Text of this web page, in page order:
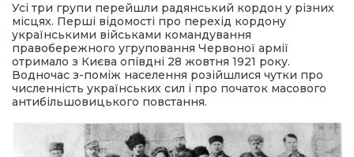
Усі три групи перейшли радянський кордон у різних
місцях. Перші відомості про перехід кордону
українськими військами командування
правобережного угруповання Червоної армії
отримало з Києва опівдні 28 жовтня 1921 року.
Водночас з-поміж населення розійшлися чутки про
численність українських сил і про початок масового
антибільшовицького повстання.